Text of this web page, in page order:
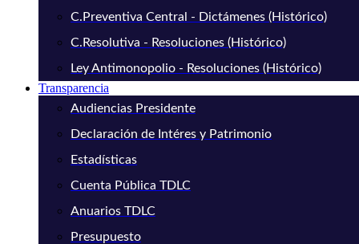
C.Preventiva Central - Dictámenes (Histórico)
C.Resolutiva - Resoluciones (Histórico)
Ley Antimonopolio - Resoluciones (Histórico)
Transparencia
Audiencias Presidente
Declaración de Intéres y Patrimonio
Estadísticas
Cuenta Pública TDLC
Anuarios TDLC
Presupuesto